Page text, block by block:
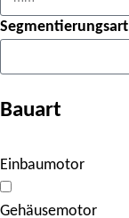
Segmentierungsart
Bauart
Einbaumotor
Gehäusemotor